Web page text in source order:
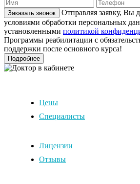
Заказать звонок
Отправляя заявку, Вы
условиями обработки персональных
установленными политикой
Программы реабилитации с
поддержки после основного курса!
Подробнее
Цены
Специалисты
Лицензии
Отзывы